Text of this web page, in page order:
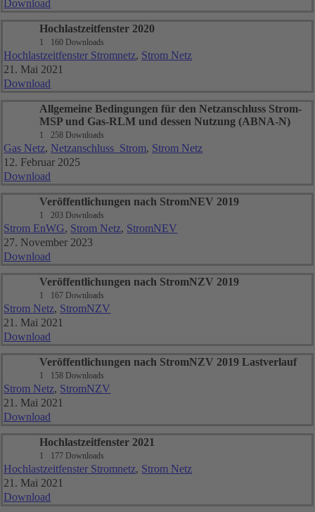
Download
Hochlastzeitfenster 2020
1 160 Downloads
Hochlastzeitfenster Stromnetz, Strom Netz
21. Mai 2021
Download
Allgemeine Bedingungen für den Netzanschluss Strom-
MSP und Gas-RLM und dessen Nutzung (ABNA-N)
1 258 Downloads
Gas Netz, Netzanschluss_Strom, Strom Netz
12. Februar 2025
Download
Veröffentlichungen nach StromNEV 2019
1 203 Downloads
Strom EnWG, Strom Netz, StromNEV
27. November 2023
Download
Veröffentlichungen nach StromNZV 2019
1 167 Downloads
Strom Netz, StromNZV
21. Mai 2021
Download
Veröffentlichungen nach StromNZV 2019 Lastverlauf
1 158 Downloads
Strom Netz, StromNZV
21. Mai 2021
Download
Hochlastzeitfenster 2021
1 177 Downloads
Hochlastzeitfenster Stromnetz, Strom Netz
21. Mai 2021
Download